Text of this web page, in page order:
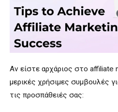
Αν είστε αρχάριος στο affiliate
μερικές χρήσιμες συμβουλές
τις προσπάθειές σας: